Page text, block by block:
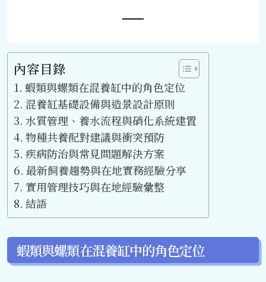
內容目錄
蝦類與螺類在混養缸中的角色定位
混養缸基礎設備與造景設計原則
水質管理、養水流程與硝化系統建置
物種共養配對建議與衝突預防
疾病防治與常見問題解決方案
最新飼養趨勢與在地實務經驗分享
實用管理技巧與在地經驗彙整
結語
蝦類與螺類在混養缸中的角色定位